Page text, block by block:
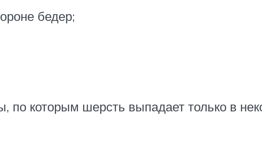
бедер;
по которым шерсть выпадает только в